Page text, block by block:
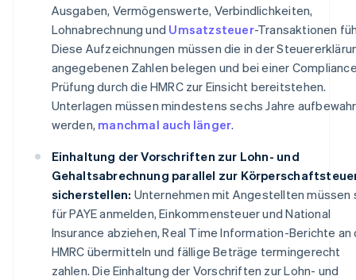
Ausgaben, Vermögenswerte, Verbindlichkeiten,
Lohnabrechnung und Umsatzsteuer-Transaktionen
Diese Aufzeichnungen müssen die in der
angegebenen Zahlen belegen und bei einer
Prüfung durch die HMRC zur Einsicht bereitstehen.
Unterlagen müssen mindestens sechs Jahre
werden, manchmal auch länger.
Einhaltung der Vorschriften zur Lohn- und
Gehaltsabrechnung parallel zur
sicherstellen: Unternehmen mit Angestellten müssen
für PAYE anmelden, Einkommensteuer und National
Insurance abziehen, Real Time Information-Berichte an
HMRC übermitteln und fällige Beträge termingerecht
zahlen. Die Einhaltung der Vorschriften zur Lohn- und